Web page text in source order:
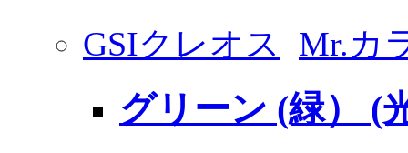
GSIクレオス Mr.カ
グリーン (緑） (